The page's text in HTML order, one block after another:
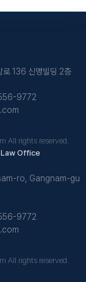
로 136 신명빌딩 2층
9772
All rights reserved.
Office
ro, Gangnam-gu
9772
All rights reserved.